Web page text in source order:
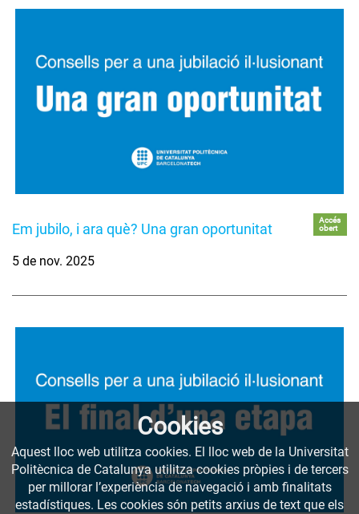
Em jubilo, i ara què? Una gran oportunitat
Accés
obert
5 de nov. 2025
Cookies
Aquest lloc web utilitza cookies. El lloc web de la Universitat
Politècnica de Catalunya utilitza cookies pròpies i de tercers
per millorar l’experiència de navegació i amb finalitats
estadístiques. Les cookies són petits arxius de text que els